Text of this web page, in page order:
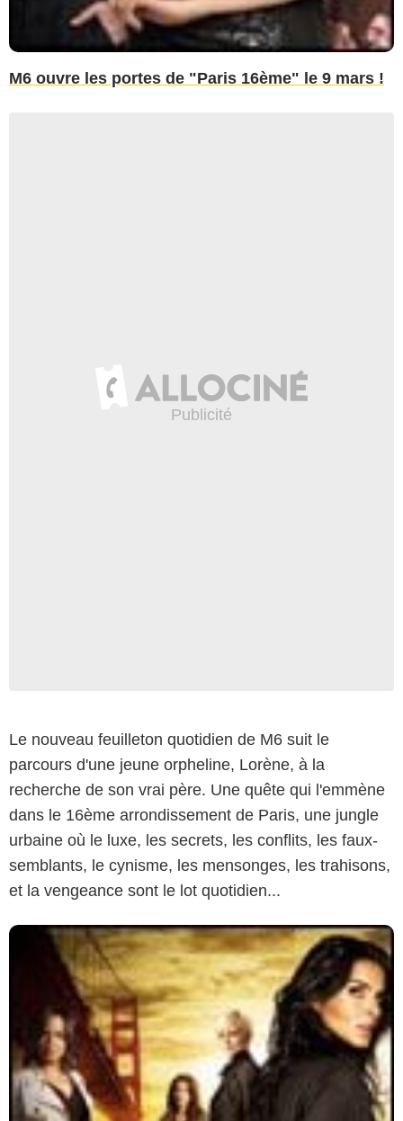
M6 ouvre les portes de "Paris 16ème" le 9 mars !
Le nouveau feuilleton quotidien de M6 suit le
parcours d'une jeune orpheline, Lorène, à la
recherche de son vrai père. Une quête qui l'emmène
dans le 16ème arrondissement de Paris, une jungle
urbaine où le luxe, les secrets, les conflits, les faux-
semblants, le cynisme, les mensonges, les trahisons,
et la vengeance sont le lot quotidien...